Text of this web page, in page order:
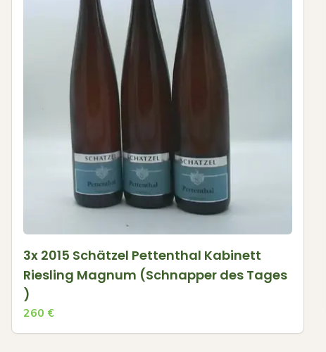
3x 2015 Schätzel Pettenthal Kabinett
Riesling Magnum (Schnapper des Tages
)
260 €